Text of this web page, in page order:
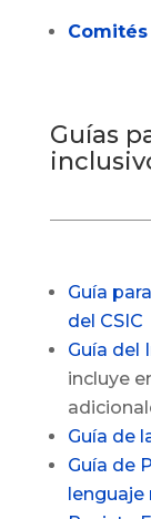
Guías
Guía
del CSIC
Guía del
incluye
Guía de
Guía de
lenguaje